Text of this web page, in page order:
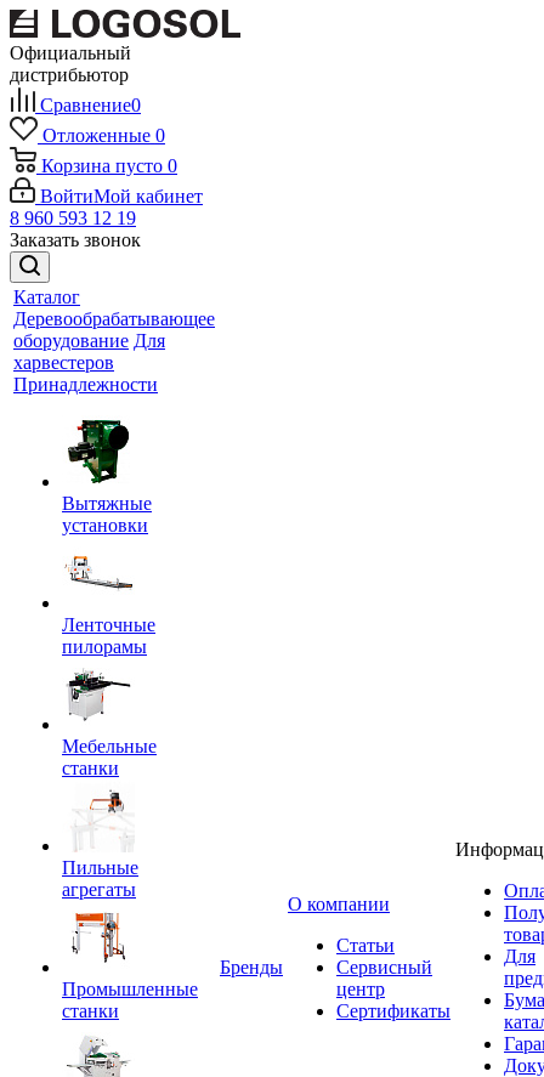
Официальный
дистрибьютор
Сравнение0
Отложенные 0
Корзина пусто 0
ВойтиМой кабинет
8 960 593 12 19
Заказать звонок
Каталог
Деревообрабатывающее
оборудование Для
харвестеров
Принадлежности
Вытяжные
установки
Ленточные
пилорамы
Мебельные
станки
Пильные
агрегаты
Промышленные
станки
Бренды
O компании
Статьи
Сервисный
центр
Сертификаты
Для